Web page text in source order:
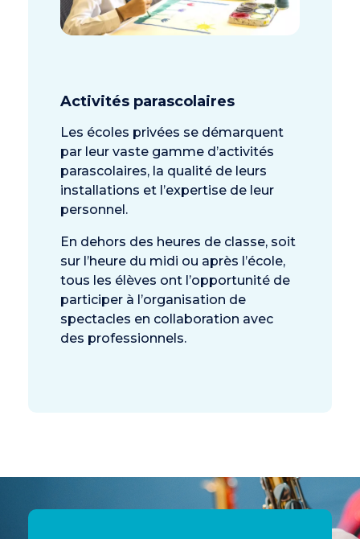
Activités parascolaires
Les écoles privées se démarquent
par leur vaste gamme d’activités
parascolaires, la qualité de leurs
installations et l’expertise de leur
personnel.
En dehors des heures de classe, soit
sur l’heure du midi ou après l’école,
tous les élèves ont l’opportunité de
participer à l’organisation de
spectacles en collaboration avec
des professionnels.